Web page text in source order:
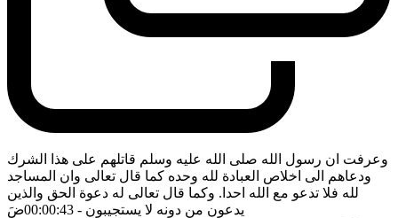
وعرفت ان رسول الله صلى الله عليه وسلم قاتلهم على هذا الشرك
ودعاهم الى اخلاص العبادة لله وحده كما قال تعالى وان المساجد
لله فلا تدعو مع الله احدا. وكما قال تعالى له دعوة الحق والذين
يدعون من دونه لا يستجيبون - 00:00:43 ضَ